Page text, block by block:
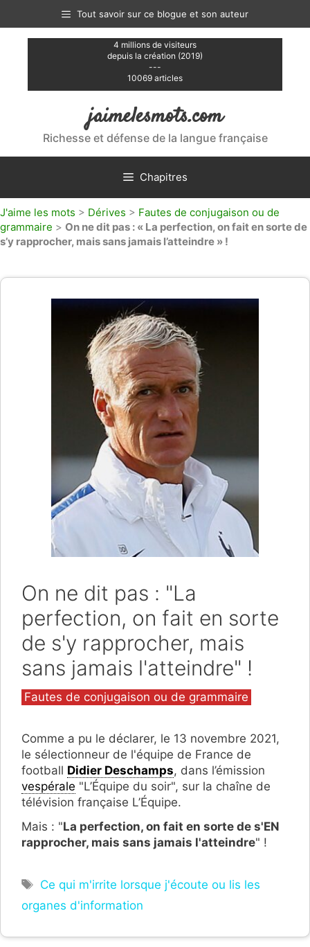
contenu
Tout savoir sur ce blogue et son auteur
4 millions de visiteurs
depuis la création (2019)
---
10069 articles
jaimelesmots.com
Richesse et défense de la langue française
Chapitres
J'aime les mots > Dérives > Fautes de conjugaison ou de
grammaire > On ne dit pas : « La perfection, on fait en sorte de
s’y rapprocher, mais sans jamais l’atteindre » !
On ne dit pas : "La
perfection, on fait en sorte
de s'y rapprocher, mais
sans jamais l'atteindre" !
Catégories
Fautes de conjugaison ou de grammaire
Comme a pu le déclarer, le 13 novembre 2021,
le sélectionneur de l'équipe de France de
football Didier Deschamps, dans l’émission
vespérale "L’Équipe du soir", sur la chaîne de
télévision française L’Équipe.
Mais : "La perfection, on fait en sorte de s'EN
rapprocher, mais sans jamais l'atteindre" !
Étiquettes
Ce qui m'irrite lorsque j'écoute ou lis les
organes d'information